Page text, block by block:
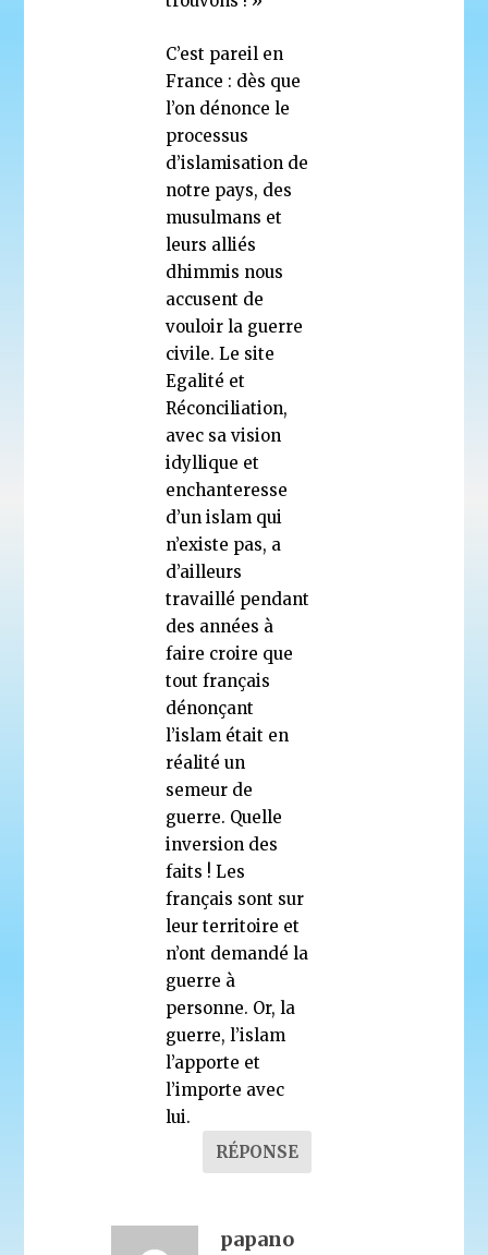
C’est pareil en
France : dès que
l’on dénonce le
processus
d’islamisation de
notre pays, des
musulmans et
leurs alliés
dhimmis nous
accusent de
vouloir la guerre
civile. Le site
Egalité et
Réconciliation,
avec sa vision
idyllique et
enchanteresse
d’un islam qui
n’existe pas, a
d’ailleurs
travaillé pendant
des années à
faire croire que
tout français
dénonçant
l’islam était en
réalité un
semeur de
guerre. Quelle
inversion des
faits ! Les
français sont sur
leur territoire et
n’ont demandé la
guerre à
personne. Or, la
guerre, l’islam
l’apporte et
l’importe avec
lui.
RÉPONSE
papano